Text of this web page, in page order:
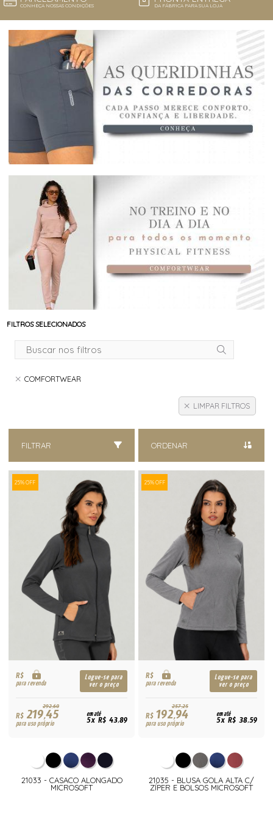
CONHEÇA NOSSAS CONDIÇÕES DA FÁBRICA PARA SUA LOJA
FILTROS SELECIONADOS
COMFORTWEAR
LIMPAR FILTROS
FILTRAR ORDENAR
25% OFF
R$
para revenda
Logue-se para
ver o preço
292,60
R$219,45
para uso próprio
em até
5x R$ 43,89
21033 - CASACO ALONGADO
MICROSOFT
25% OFF
R$
para revenda
Logue-se para
ver o preço
257,25
R$192,94
para uso próprio
em até
5x R$ 38,59
21035 - BLUSA GOLA ALTA C/
ZÍPER E BOLSOS MICROSOFT